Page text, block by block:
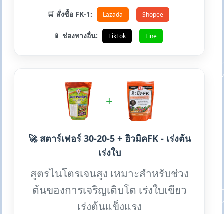
🛒 สั่งซื้อ FK-1: Lazada Shopee
📱 ช่องทางอื่น: TikTok Line
+
🚀 สตาร์เฟอร์ 30-20-5 + ฮิวมิคFK - เร่งต้น
เร่งใบ
สูตรไนโตรเจนสูง เหมาะสำหรับช่วง
ต้นของการเจริญเติบโต เร่งใบเขียว
เร่งต้นแข็งแรง